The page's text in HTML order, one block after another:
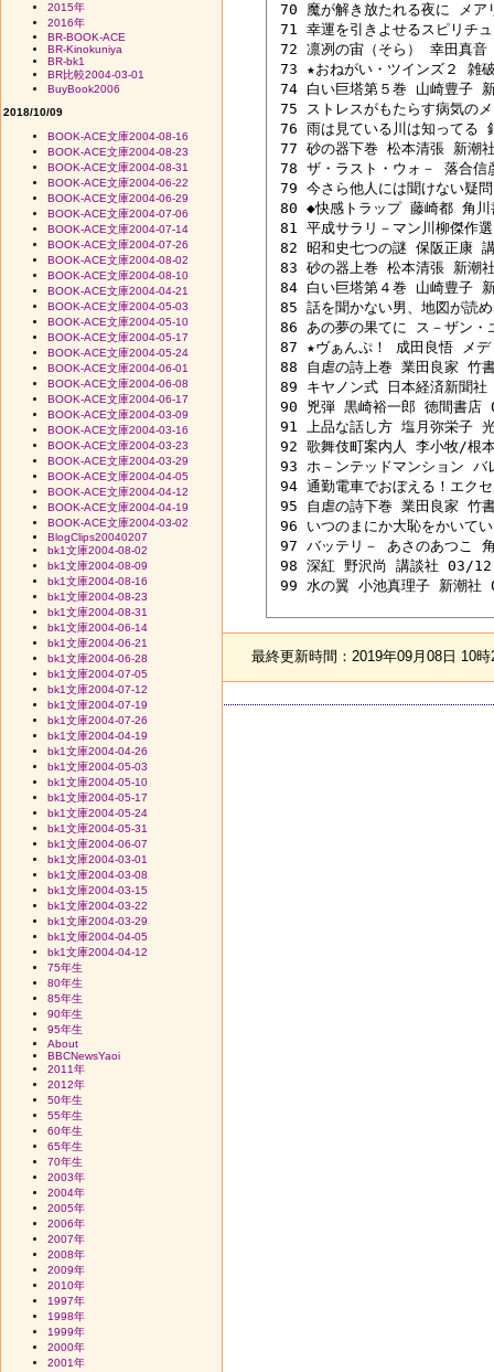
70 魔が解き放たれる夜に メ
71 幸運を引きよせるスピリ
72 凛冽の宙（そら） 幸田真
73 ★おねがい・ツインズ２
74 白い巨塔第５巻 山崎豊子
75 ストレスがもたらす病気
76 雨は見ている川は知って
77 砂の器下巻 松本清張 新
78 ザ・ラスト・ウォ－ 落合
79 今さら他人には聞けない
80 ◆快感トラップ 藤崎都 角
81 平成サラリ－マン川柳傑
82 昭和史七つの謎 保阪正康
83 砂の器上巻 松本清張 新
84 白い巨塔第４巻 山崎豊子
85 話を聞かない男、地図が
86 あの夢の果てに ス－ザン
87 ★ヴぁんぷ！ 成田良悟 メ
88 自虐の詩上巻 業田良家
89 キヤノン式 日本経済新聞
90 兇弾 黒崎裕一郎 徳間書
91 上品な話し方 塩月弥栄子
92 歌舞伎町案内人 李小牧/
93 ホ－ンテッドマンション
94 通勤電車でおぼえる！エ
95 自虐の詩下巻 業田良家
96 いつのまにか大恥をかいて
97 バッテリ－ あさのあつこ
98 深紅 野沢尚 講談社 03/
99 水の翼 小池真理子 新潮
最終更新時間：2019年09月08日 10
2015年
2016年
BR-BOOK-ACE
BR-Kinokuniya
BR-bk1
BR比較2004-03-01
BuyBook2006
2018/10/09
BOOK-ACE文庫2004-08-16
BOOK-ACE文庫2004-08-23
BOOK-ACE文庫2004-08-31
BOOK-ACE文庫2004-06-22
BOOK-ACE文庫2004-06-29
BOOK-ACE文庫2004-07-06
BOOK-ACE文庫2004-07-14
BOOK-ACE文庫2004-07-26
BOOK-ACE文庫2004-08-02
BOOK-ACE文庫2004-08-10
BOOK-ACE文庫2004-04-21
BOOK-ACE文庫2004-05-03
BOOK-ACE文庫2004-05-10
BOOK-ACE文庫2004-05-17
BOOK-ACE文庫2004-05-24
BOOK-ACE文庫2004-06-01
BOOK-ACE文庫2004-06-08
BOOK-ACE文庫2004-06-17
BOOK-ACE文庫2004-03-09
BOOK-ACE文庫2004-03-16
BOOK-ACE文庫2004-03-23
BOOK-ACE文庫2004-03-29
BOOK-ACE文庫2004-04-05
BOOK-ACE文庫2004-04-12
BOOK-ACE文庫2004-04-19
BOOK-ACE文庫2004-03-02
BlogClips20040207
bk1文庫2004-08-02
bk1文庫2004-08-09
bk1文庫2004-08-16
bk1文庫2004-08-23
bk1文庫2004-08-31
bk1文庫2004-06-14
bk1文庫2004-06-21
bk1文庫2004-06-28
bk1文庫2004-07-05
bk1文庫2004-07-12
bk1文庫2004-07-19
bk1文庫2004-07-26
bk1文庫2004-04-19
bk1文庫2004-04-26
bk1文庫2004-05-03
bk1文庫2004-05-10
bk1文庫2004-05-17
bk1文庫2004-05-24
bk1文庫2004-05-31
bk1文庫2004-06-07
bk1文庫2004-03-01
bk1文庫2004-03-08
bk1文庫2004-03-15
bk1文庫2004-03-22
bk1文庫2004-03-29
bk1文庫2004-04-05
bk1文庫2004-04-12
75年生
80年生
85年生
90年生
95年生
About
BBCNewsYaoi
2011年
2012年
50年生
55年生
60年生
65年生
70年生
2003年
2004年
2005年
2006年
2007年
2008年
2009年
2010年
1997年
1998年
1999年
2000年
2001年